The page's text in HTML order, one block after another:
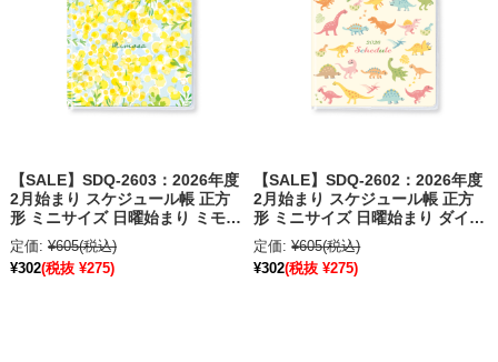
【SALE】SDQ-2603：2026年度
2月始まり スケジュール帳 正方
形 ミニサイズ 日曜始まり ミモザ
〔OZ_S〕
定価: ¥605(税込)
¥302(税抜 ¥275)
【SALE】SDQ-2602：2026年度
2月始まり スケジュール帳 正方
形 ミニサイズ 日曜始まり ダイナ
ソー〔OZ_S〕
定価: ¥605(税込)
¥302(税抜 ¥275)